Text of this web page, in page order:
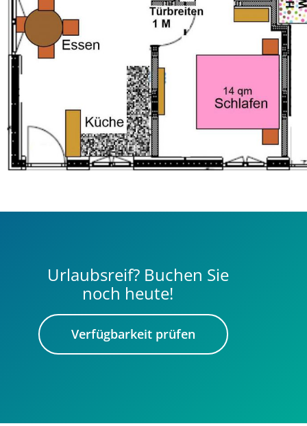
Urlaubsreif? Buchen Sie
noch heute!
Verfügbarkeit prüfen